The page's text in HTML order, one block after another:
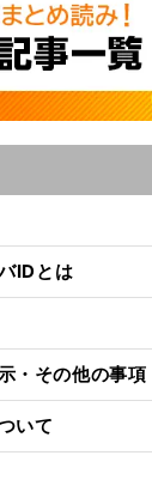
IDとは
・その他の事項
いて